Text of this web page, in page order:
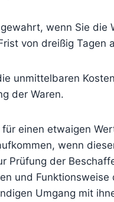
wenn Sie die
von dreißig Tagen
unmittelbaren
der Waren.
für einen etwaigen
wenn
Prüfung der
und Funktionsweise
Umgang mit